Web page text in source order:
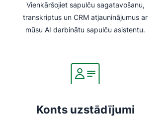
Vienkāršojiet sapulču sagatavošanu,
transkriptus un CRM atjauninājumus ar
mūsu AI darbinātu sapulču asistentu.
Konts uzstādījumi